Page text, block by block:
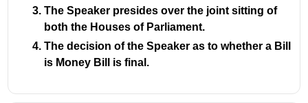
ഭരണഘടനയുടെ ആർട്ടിക്കിൾ 101(4)
അനുസരിച്ച്, ഒരു പാർലമെന്റ് അംഗം
(ലോക്‌സഭയിലോ രാജ്യസഭയിലോ) യാതൊരു
അനുമതിയും കൂടാതെ തുടർച്ചയായി 60
The Speaker presides over the joint sitting of
both the Houses of Parliament.
The decision of the Speaker as to whether a Bill
is Money Bill is final.